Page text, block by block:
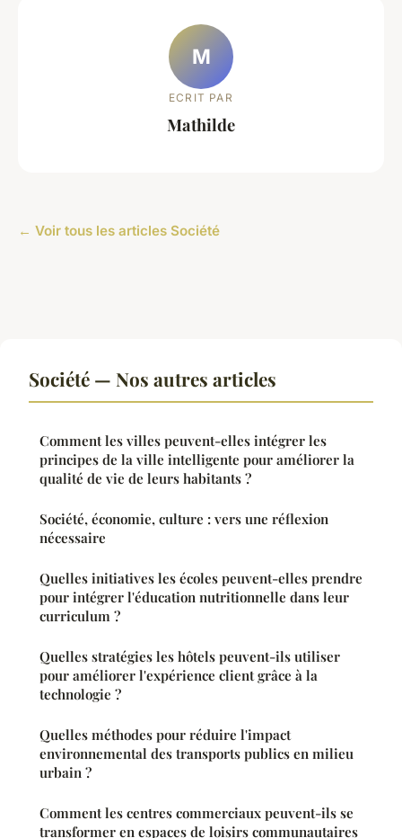
M
ECRIT PAR
Mathilde
← Voir tous les articles Société
Société — Nos autres articles
Comment les villes peuvent-elles intégrer les
principes de la ville intelligente pour améliorer la
qualité de vie de leurs habitants ?
Société, économie, culture : vers une réflexion
nécessaire
Quelles initiatives les écoles peuvent-elles prendre
pour intégrer l'éducation nutritionnelle dans leur
curriculum ?
Quelles stratégies les hôtels peuvent-ils utiliser
pour améliorer l'expérience client grâce à la
technologie ?
Quelles méthodes pour réduire l'impact
environnemental des transports publics en milieu
urbain ?
Comment les centres commerciaux peuvent-ils se
transformer en espaces de loisirs communautaires